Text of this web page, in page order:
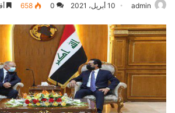
admin 10 أبريل، 2021 0
658